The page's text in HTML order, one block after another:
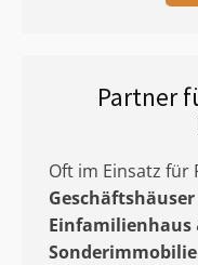
Partner
Oft im Einsatz
Geschäftshäuser
Einfamilienhaus